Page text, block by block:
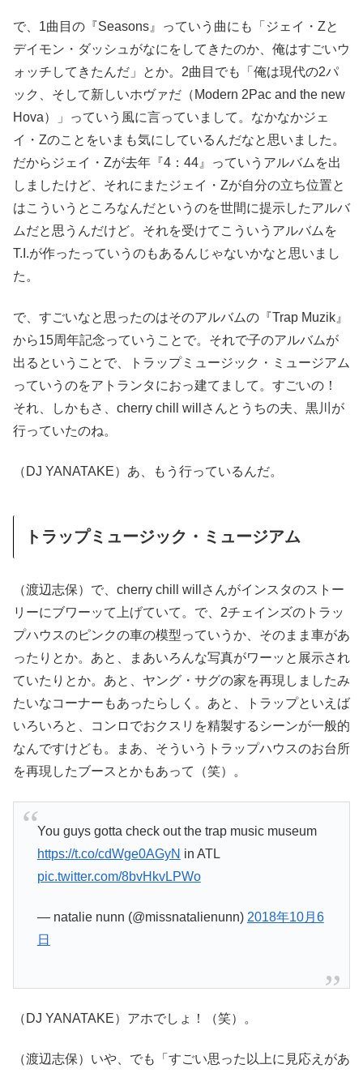
で、1曲目の『Seasons』っていう曲にも「ジェイ・Zと
デイモン・ダッシュがなにをしてきたのか、俺はすごいウ
ォッチしてきたんだ」とか。2曲目でも「俺は現代の2パ
ック、そして新しいホヴァだ（Modern 2Pac and the new
Hova）」っていう風に言っていまして。なかなかジェ
イ・Zのことをいまも気にしているんだなと思いました。
だからジェイ・Zが去年『4：44』っていうアルバムを出
しましたけど、それにまたジェイ・Zが自分の立ち位置と
はこういうところなんだというのを世間に提示したアルバ
ムだと思うんだけど。それを受けてこういうアルバムを
T.I.が作ったっていうのもあるんじゃないかなと思いまし
た。
で、すごいなと思ったのはそのアルバムの『Trap Muzik』
から15周年記念っていうことで。それで子のアルバムが
出るということで、トラップミュージック・ミュージアム
っていうのをアトランタにおっ建てまして。すごいの！
それ、しかもさ、cherry chill willさんとうちの夫、黒川が
行っていたのね。
（DJ YANATAKE）あ、もう行っているんだ。
トラップミュージック・ミュージアム
（渡辺志保）で、cherry chill willさんがインスタのストー
リーにブワーッて上げていて。で、2チェインズのトラッ
プハウスのピンクの車の模型っていうか、そのまま車があ
ったりとか。あと、まあいろんな写真がワーッと展示され
ていたりとか。あと、ヤング・サグの家を再現しましたみ
たいなコーナーもあったらしく。あと、トラップといえば
いろいろと、コンロでおクスリを精製するシーンが一般的
なんですけども。まあ、そういうトラップハウスのお台所
を再現したブースとかもあって（笑）。
You guys gotta check out the trap music museum
https://t.co/cdWge0AGyN in ATL
pic.twitter.com/8bvHkvLPWo
— natalie nunn (@missnatalienunn) 2018年10月6
日
（DJ YANATAKE）アホでしょ！（笑）。
（渡辺志保）いや、でも「すごい思った以上に見応えがあ